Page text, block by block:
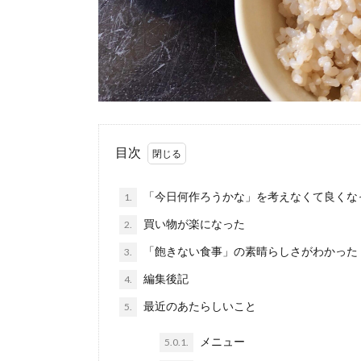
目次
1. 「今日何作ろうかな」を考えなくて良くな
2. 買い物が楽になった
3. 「飽きない食事」の素晴らしさがわかった
4. 編集後記
5. 最近のあたらしいこと
5.0.1. メニュー